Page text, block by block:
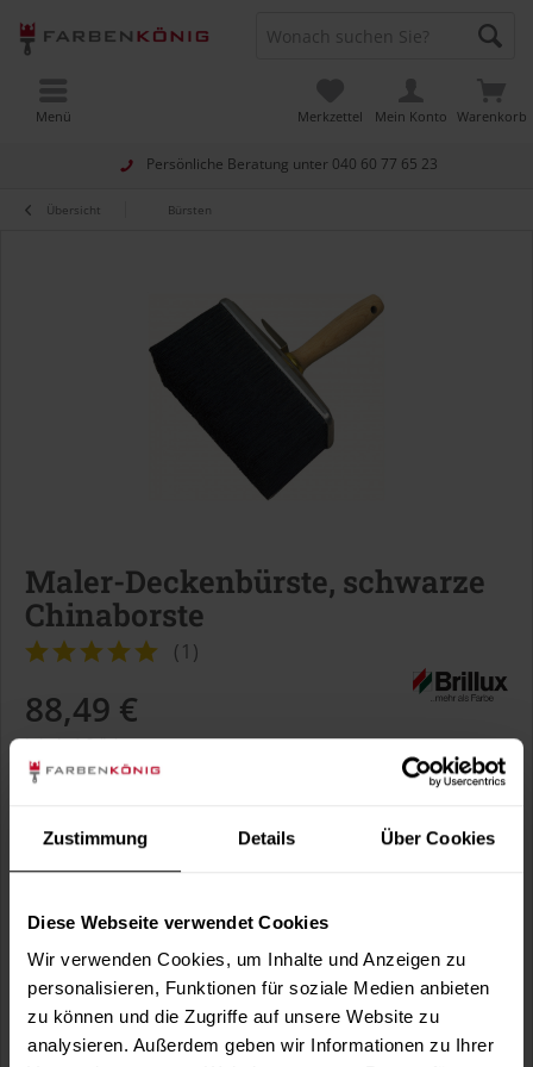
Zustimmung Details Über Cookies
Diese Webseite verwendet Cookies
Wir verwenden Cookies, um Inhalte und Anzeigen zu
personalisieren, Funktionen für soziale Medien anbieten
zu können und die Zugriffe auf unsere Website zu
analysieren. Außerdem geben wir Informationen zu Ihrer
Persönliche Beratung unter 040 60 77 65 23
Warenkorb
Merkzettel Mein Konto
Menü
Übersicht Bürsten
Maler-Deckenbürste, schwarze
Chinaborste
(1 )
88,49 €
Inhalt:1 Stück
inkl. MwSt.zzgl. Versandkosten
In denWarenkorb
Merken Fragen zum Artikel?
Artikel-Nr.: BX1172